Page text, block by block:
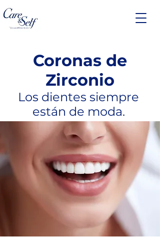
Coronas de
Zirconio
Los dientes siempre
están de moda.